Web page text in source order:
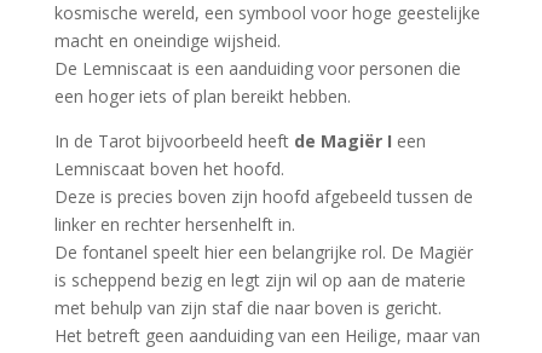
kosmische wereld, een symbool voor hoge geestelijke
macht en oneindige wijsheid.
De Lemniscaat is een aanduiding voor personen die
een hoger iets of plan bereikt hebben.
In de Tarot bijvoorbeeld heeft de Magiër I een
Lemniscaat boven het hoofd.
Deze is precies boven zijn hoofd afgebeeld tussen de
linker en rechter hersenhelft in.
De fontanel speelt hier een belangrijke rol. De Magiër
is scheppend bezig en legt zijn wil op aan de materie
met behulp van zijn staf die naar boven is gericht.
Het betreft geen aanduiding van een Heilige, maar van